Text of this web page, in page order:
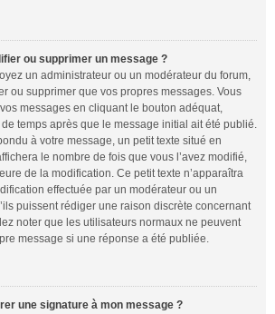
ou supprimer un message ?
un administrateur ou un modérateur du forum,
ou supprimer que vos propres messages. Vous
messages en cliquant le bouton adéquat,
temps après que le message initial ait été publié.
à votre message, un petit texte situé en
le nombre de fois que vous l’avez modifié,
de la modification. Ce petit texte n’apparaîtra
effectuée par un modérateur ou un
puissent rédiger une raison discrète concernant
noter que les utilisateurs normaux ne peuvent
message si une réponse a été publiée.
une signature à mon message ?